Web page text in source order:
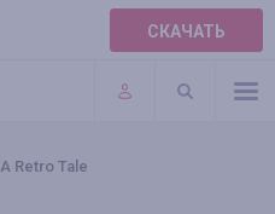
СКАЧАТЬ
A Retro Tale